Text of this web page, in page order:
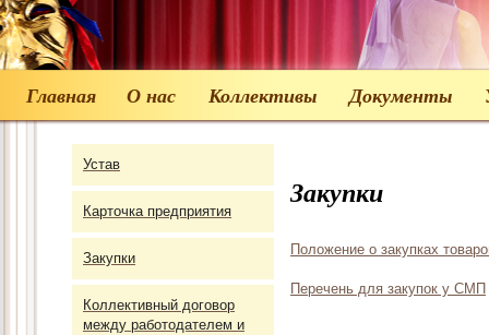
Главная О нас Коллективы Документы
Устав
Карточка предприятия
Закупки
Коллективный договор
между работодателем и
Закупки
Положение о закупках
Перечень для закупок у СМП